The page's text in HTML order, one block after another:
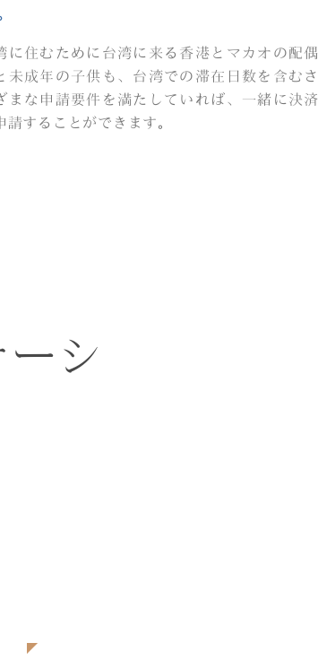
に住むために台湾に来る香港とマカオの配偶
未成年の子供も、台湾での滞在日数を含むさ
まな申請要件を満たしていれば、一緒に決済
請することができます。
シ